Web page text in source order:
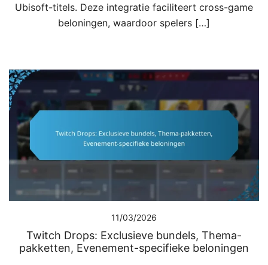
Ubisoft-titels. Deze integratie faciliteert cross-game
beloningen, waardoor spelers […]
11/03/2026
Twitch Drops: Exclusieve bundels, Thema-
pakketten, Evenement-specifieke beloningen